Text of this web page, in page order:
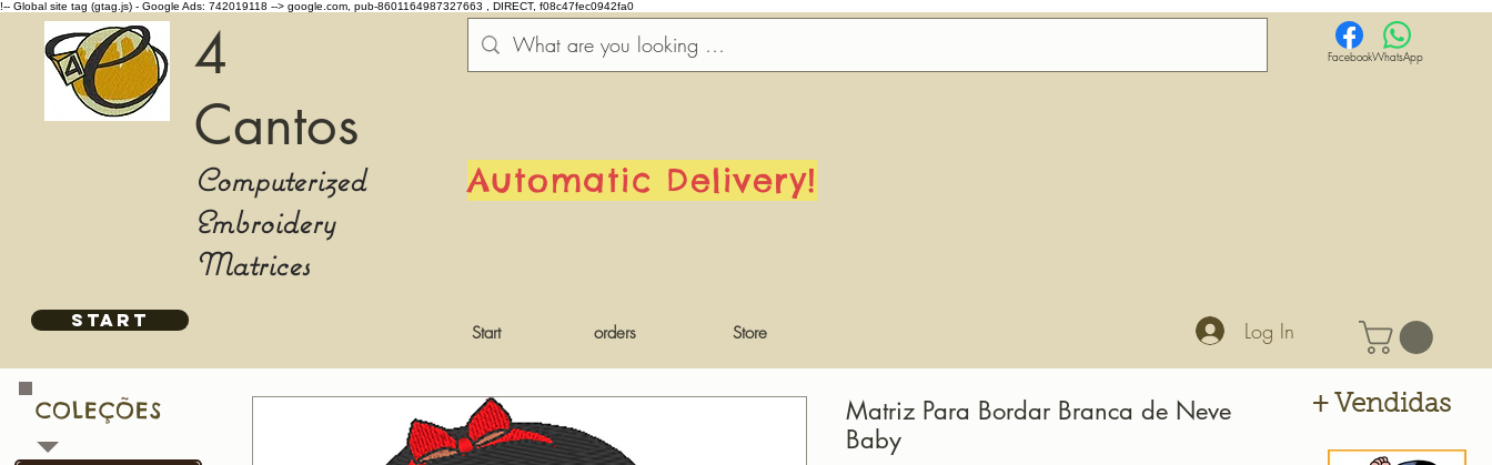
!-- Global site tag (gtag.js) - Google Ads: 742019118 --> google.com, pub-8601164987327663 , DIRECT, f08c47fec0942fa0
4
Cantos
Computerized
Embroidery
Matrices
Automatic Delivery!
FacebookWhatsApp
START
Start orders Store Log In
Matriz Para Bordar Branca de Neve
Baby
COLEÇÕES + Vendidas